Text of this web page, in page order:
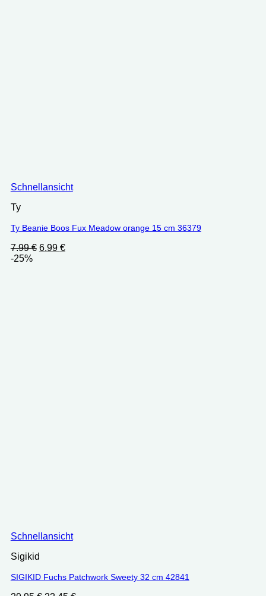
Schnellansicht
Ty
Ty Beanie Boos Fux Meadow orange 15 cm 36379
7.99€ Ursprünglicher
6.99 €Aktueller
-25%
Schnellansicht
Sigikid
SIGIKID Fuchs Patchwork Sweety 32 cm 42841